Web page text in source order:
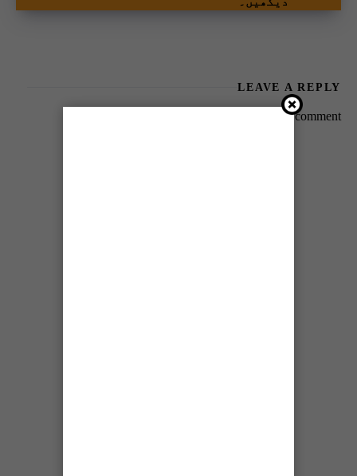
LEAVE A REPLY
to post a comment.